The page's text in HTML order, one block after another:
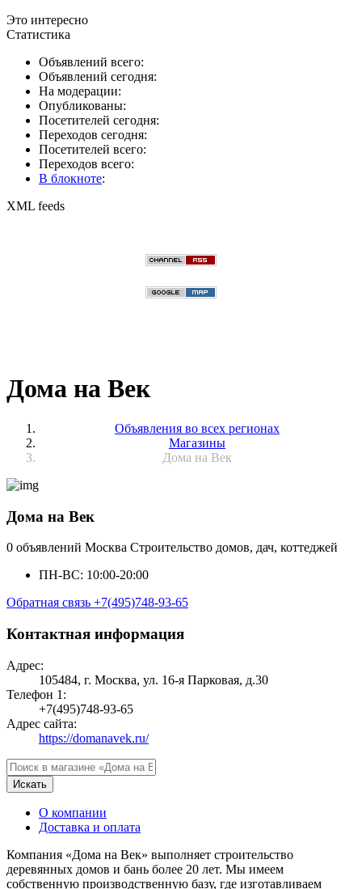
Это интересно
Статистика
Объявлений всего:
Объявлений сегодня:
На модерации:
Опубликованы:
Посетителей сегодня:
Переходов сегодня:
Посетителей всего:
Переходов всего:
В блокноте:
XML feeds
Дома на Век
Объявления во всех регионах
Магазины
Дома на Век
Дома на Век
0 объявлений Москва Строительство домов, дач, коттеджей
ПН-ВС: 10:00-20:00
Обратная связь +7(495)748-93-65
Контактная информация
Адрес:
105484, г. Москва, ул. 16-я Парковая, д.30
Телефон 1:
+7(495)748-93-65
Адрес сайта:
https://domanavek.ru/
Искать
О компании
Доставка и оплата
Компания «Дома на Век» выполняет строительство
деревянных домов и бань более 20 лет. Мы имеем
собственную производственную базу, где изготавливаем